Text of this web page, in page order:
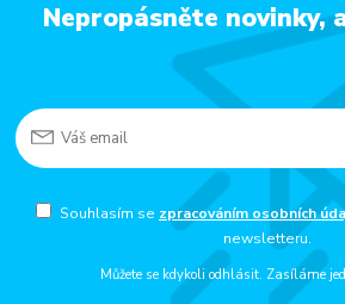
Nepropásněte novinky,
Souhlasím se zpracováním osobních
newsletteru.
Můžete se kdykoli odhlásit. Zasíláme